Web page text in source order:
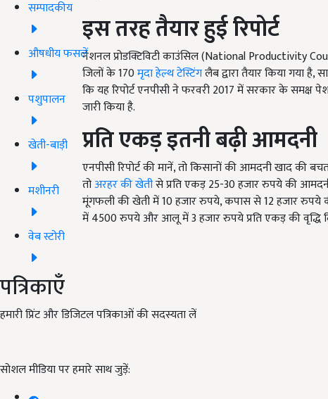
सम्पादकीय
औषधीय फसलें
पशुपालन
खेती-बाड़ी
मशीनरी
वेब स्टोरी
पत्रिकाएँ
हमारी प्रिंट और डिजिटल पत्रिकाओं की सदस्यता लें
सोशल मीडिया पर हमारे साथ जुड़ें:
इस तरह तैयार हुई रिपोर्ट
नेशनल प्रोडक्टिविटी काउंसिल (National Productivity
जिलों के 170मृदा हेल्थ टेस्टिंगलैब द्वारा तैयार किया गया
कि यह रिपोर्ट एनपीसी ने फरवरी 2017 में सरकार के
जारी किया है.
प्रति एकड़ इतनी बढ़ी आमदनी
एनपीसी रिपोर्ट की मानें, तो किसानों की आमदनी खाद की
तोअरहर की खेतीसे प्रति एकड़ 25-30 हजार रुपये की
मूंगफली की खेती में 10 हजार रुपये, कपास से 12 हजार
में 4500 रुपये और आलू में 3 हजार रुपये प्रति एकड़ की वृद्धि